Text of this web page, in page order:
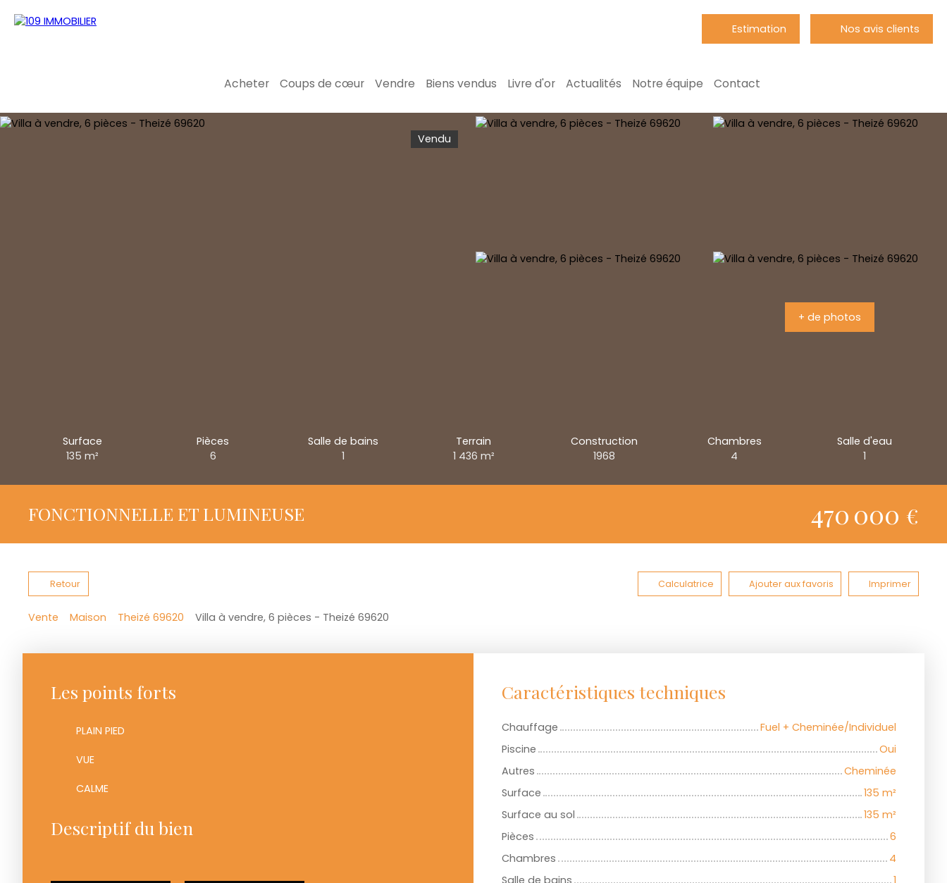
Estimation Nos avis clients
Acheter Coups de cœur Vendre Biens vendus Livre d'or Actualités Notre équipe Contact
Vendu
+ de photos
Surface
135 m²
Pièces
6
Salle de bains
1
Terrain
1 436 m²
Construction
1968
Chambres
4
Salle d'eau
1
FONCTIONNELLE ET LUMINEUSE 470 000 €
Retour Calculatrice Ajouter aux favoris Imprimer
Vente Maison Theizé 69620 Villa à vendre, 6 pièces - Theizé 69620
Les points forts
PLAIN PIED
VUE
CALME
Descriptif du bien
Caractéristiques techniques
Chauffage
Fuel + Cheminée/Individuel
Piscine
Oui
Autres
Cheminée
Surface
135 m²
Surface au sol
135 m²
Pièces
6
Chambres
4